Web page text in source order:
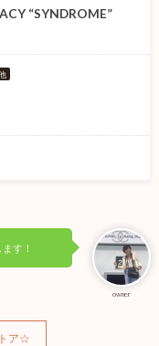
“SYNDROME”
owner
ます！
ア☆